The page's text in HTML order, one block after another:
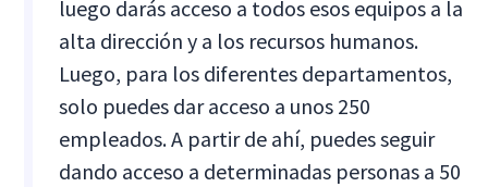
luego darás acceso a todos esos equipos a la
alta dirección y a los recursos humanos.
Luego, para los diferentes departamentos,
solo puedes dar acceso a unos 250
empleados. A partir de ahí, puedes seguir
dando acceso a determinadas personas a 50